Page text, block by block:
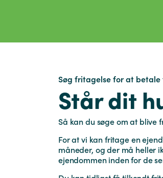
Søg fritagelse for at
Står dit
Så kan du søge om at
For at vi kan fritage en
måneder, og der må heller
ejendommen inden for de